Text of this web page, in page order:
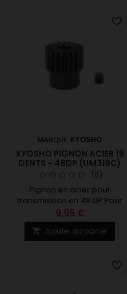
MARQUE: KYOSHO
KYOSHO PIGNON ACIER 19
DENTS - 48DP (UM319C)
(0)
Pignon en acier pour
transmission en 48 DP Pour
axe moteur ø3.2 mm Nombre
de dents = 19 Largeur des
dents = 6.5 mm Longueur
totale = 11.5 mm
9,95 €
 Ajouter au panier
favorite_border
favorite_border